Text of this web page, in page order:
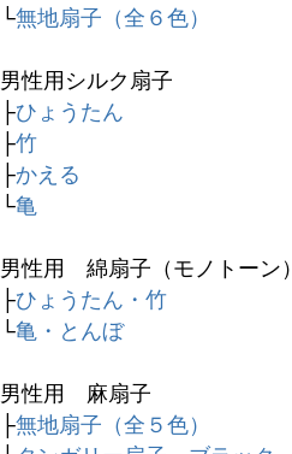
└無地扇子（全６色）
男性用シルク扇子
├ひょうたん
├竹
├かえる
└亀
男性用 綿扇子（モノトーン）
├ひょうたん・竹
└亀・とんぼ
男性用 麻扇子
├無地扇子（全５色）
キーワード